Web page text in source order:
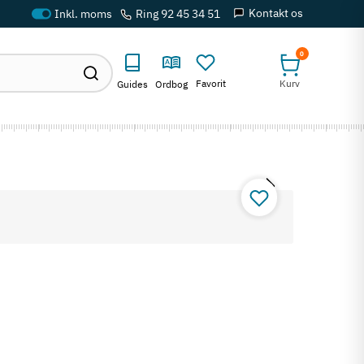
Ring 92 45 34 51 Kontakt os
Guides Ordbog Favorit
0
Kurv